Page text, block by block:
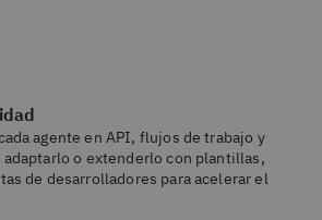
agente en API, flujos de trabajo y
o extenderlo con plantillas,
de desarrolladores para acelerar el